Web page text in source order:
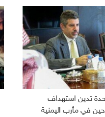
تدين استهداف
في مأرب اليمنية